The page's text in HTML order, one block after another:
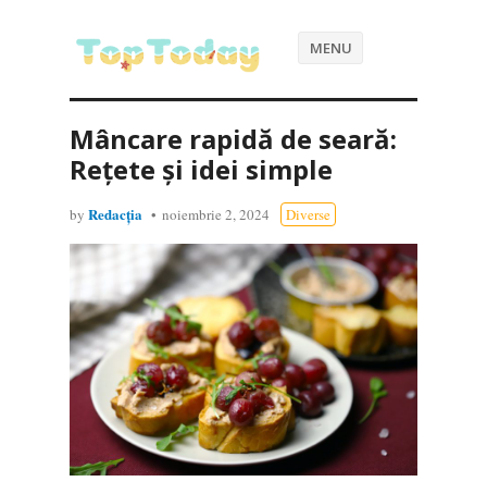
MENU
Mâncare rapidă de seară:
Rețete și idei simple
by Redacția noiembrie 2, 2024 Diverse